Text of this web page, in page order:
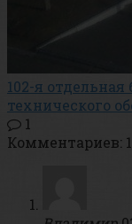
102-я
технического
1
Комментариев: 1